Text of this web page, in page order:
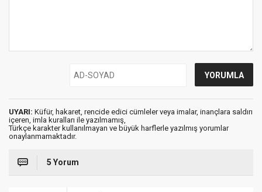
UYARI: Küfür, hakaret, rencide edici cümleler veya imalar, inançlara saldırı
içeren, imla kuralları ile yazılmamış,
Türkçe karakter kullanılmayan ve büyük harflerle yazılmış yorumlar
onaylanmamaktadır.
5 Yorum